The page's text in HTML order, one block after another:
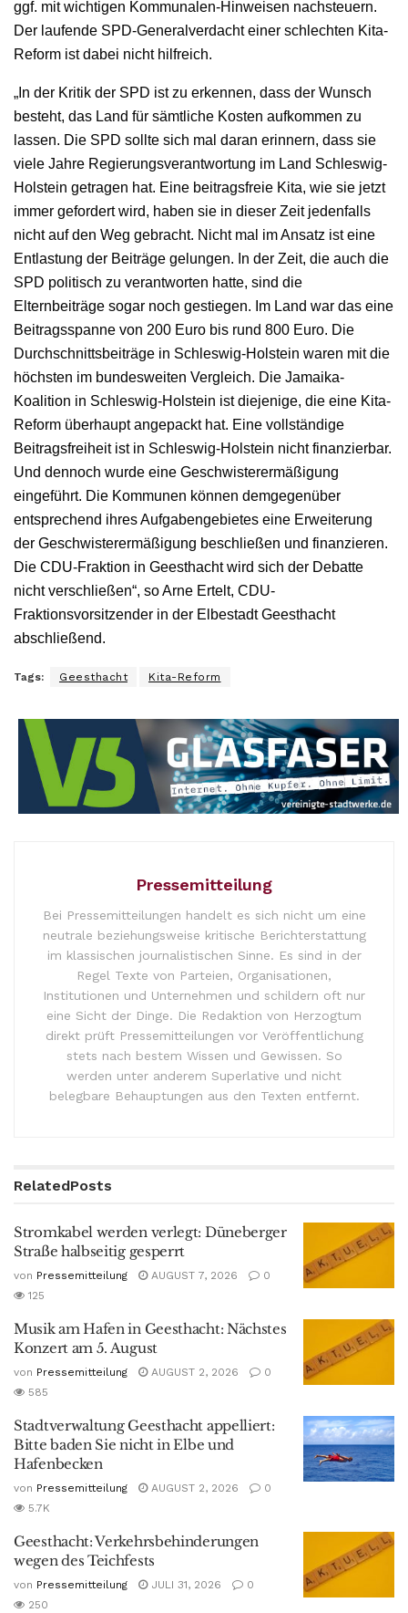
ggf. mit wichtigen Kommunalen-Hinweisen nachsteuern.
Der laufende SPD-Generalverdacht einer schlechten Kita-
Reform ist dabei nicht hilfreich.
„In der Kritik der SPD ist zu erkennen, dass der Wunsch
besteht, das Land für sämtliche Kosten aufkommen zu
lassen. Die SPD sollte sich mal daran erinnern, dass sie
viele Jahre Regierungsverantwortung im Land Schleswig-
Holstein getragen hat. Eine beitragsfreie Kita, wie sie jetzt
immer gefordert wird, haben sie in dieser Zeit jedenfalls
nicht auf den Weg gebracht. Nicht mal im Ansatz ist eine
Entlastung der Beiträge gelungen. In der Zeit, die auch die
SPD politisch zu verantworten hatte, sind die
Elternbeiträge sogar noch gestiegen. Im Land war das eine
Beitragsspanne von 200 Euro bis rund 800 Euro. Die
Durchschnittsbeiträge in Schleswig-Holstein waren mit die
höchsten im bundesweiten Vergleich. Die Jamaika-
Koalition in Schleswig-Holstein ist diejenige, die eine Kita-
Reform überhaupt angepackt hat. Eine vollständige
Beitragsfreiheit ist in Schleswig-Holstein nicht finanzierbar.
Und dennoch wurde eine Geschwisterermäßigung
eingeführt. Die Kommunen können demgegenüber
entsprechend ihres Aufgabengebietes eine Erweiterung
der Geschwisterermäßigung beschließen und finanzieren.
Die CDU-Fraktion in Geesthacht wird sich der Debatte
nicht verschließen“, so Arne Ertelt, CDU-
Fraktionsvorsitzender in der Elbestadt Geesthacht
abschließend.
Tags: Geesthacht Kita-Reform
Pressemitteilung
Bei Pressemitteilungen handelt es sich nicht um eine
neutrale beziehungsweise kritische Berichterstattung
im klassischen journalistischen Sinne. Es sind in der
Regel Texte von Parteien, Organisationen,
Institutionen und Unternehmen und schildern oft nur
eine Sicht der Dinge. Die Redaktion von Herzogtum
direkt prüft Pressemitteilungen vor Veröffentlichung
stets nach bestem Wissen und Gewissen. So
werden unter anderem Superlative und nicht
belegbare Behauptungen aus den Texten entfernt.
RelatedPosts
Stromkabel werden verlegt: Düneberger
Straße halbseitig gesperrt
von Pressemitteilung AUGUST 7, 2026
0
125
Musik am Hafen in Geesthacht: Nächstes
Konzert am 5. August
von Pressemitteilung AUGUST 2, 2026
0
585
Stadtverwaltung Geesthacht appelliert:
Bitte baden Sie nicht in Elbe und
Hafenbecken
von Pressemitteilung AUGUST 2, 2026
0
5.7K
Geesthacht: Verkehrsbehinderungen
wegen des Teichfests
von Pressemitteilung JULI 31, 2026
0
250